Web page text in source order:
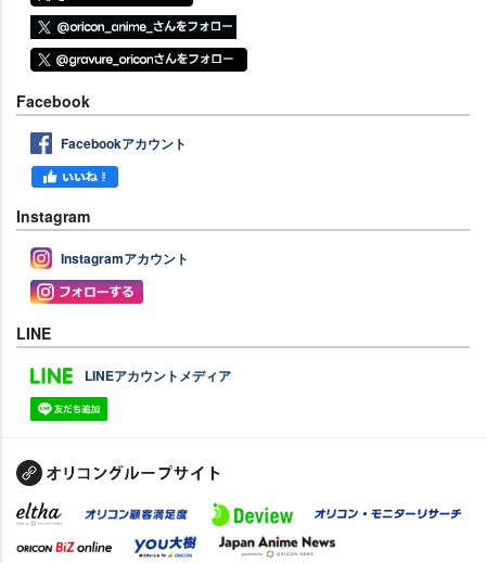
Facebook
Facebookアカウント
Instagram
Instagramアカウント
LINE
LINEアカウントメディア